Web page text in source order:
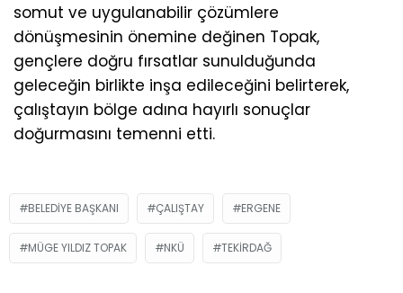
somut ve uygulanabilir çözümlere
dönüşmesinin önemine değinen Topak,
gençlere doğru fırsatlar sunulduğunda
geleceğin birlikte inşa edileceğini belirterek,
çalıştayın bölge adına hayırlı sonuçlar
doğurmasını temenni etti.
BELEDIYE BAŞKANI ÇALIŞTAY ERGENE
MÜGE YILDIZ TOPAK NKÜ TEKIRDAĞ